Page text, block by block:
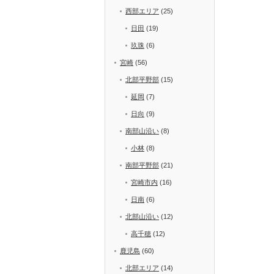
西部エリア (25)
日田 (19)
玖珠 (6)
宮崎 (56)
北部平野部 (15)
延岡 (7)
日向 (9)
南部山沿い (8)
小林 (8)
南部平野部 (21)
宮崎市内 (16)
日南 (6)
北部山沿い (12)
高千穂 (12)
鹿児島 (60)
北部エリア (14)